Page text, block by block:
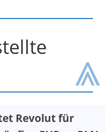
Revolut für
⩓